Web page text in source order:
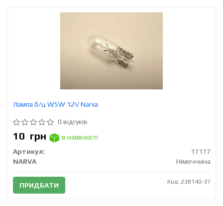
Лампа б/ц W5W 12V Narva
0 відгуків
10 грн
в наявності
Артикул:
17177
NARVA
Німеччина
ПРИДБАТИ Код: 238140-37